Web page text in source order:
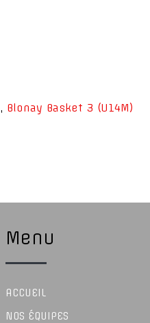
, Blonay Basket 3 (U14M)
Menu
ACCUEIL
NOS ÉQUIPES